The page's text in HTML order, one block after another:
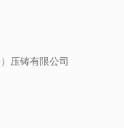
压铸有限公司